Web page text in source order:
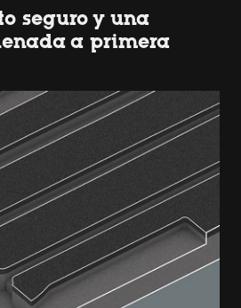
seguro y una
a primera